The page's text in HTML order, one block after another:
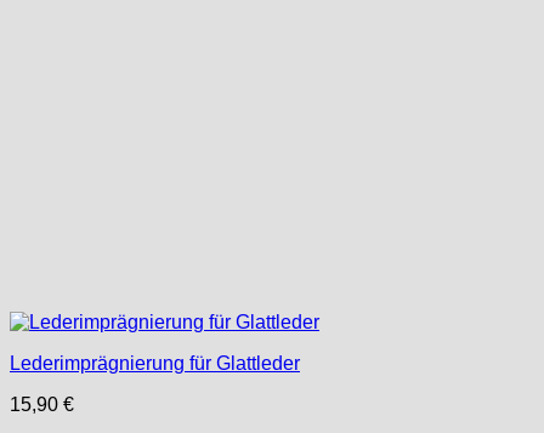
Lederimprägnierung für Glattleder
15,90 €